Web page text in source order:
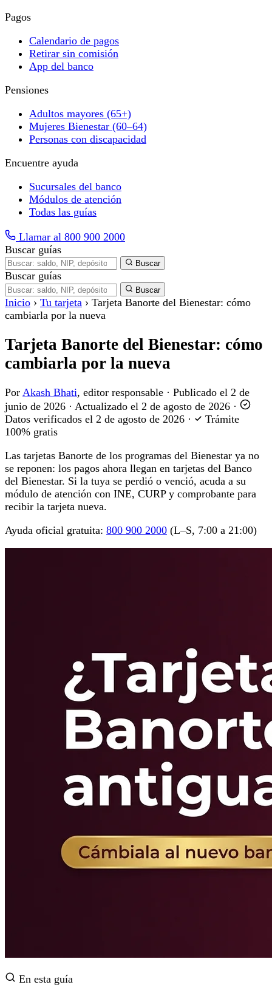
Pagos
Calendario de pagos
Retirar sin comisión
App del banco
Pensiones
Adultos mayores (65+)
Mujeres Bienestar (60–64)
Personas con discapacidad
Encuentre ayuda
Sucursales del banco
Módulos de atención
Todas las guías
Llamar al 800 900 2000
Buscar guías
Buscar
Buscar guías
Buscar
Inicio › Tu tarjeta › Tarjeta Banorte del Bienestar: cómo
cambiarla por la nueva
Tarjeta Banorte del Bienestar: cómo
cambiarla por la nueva
Por Akash Bhati, editor responsable · Publicado el 2 de
junio de 2026 · Actualizado el 2 de agosto de 2026 ·
Datos verificados el 2 de agosto de 2026 ·
Trámite
100% gratis
Las tarjetas Banorte de los programas del Bienestar ya no
se reponen: los pagos ahora llegan en tarjetas del Banco
del Bienestar. Si la tuya se perdió o venció, acuda a su
módulo de atención con INE, CURP y comprobante para
recibir la tarjeta nueva.
Ayuda oficial gratuita: 800 900 2000 (L–S, 7:00 a 21:00)
En esta guía